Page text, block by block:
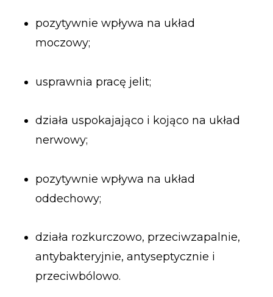
pozytywnie wpływa na układ
moczowy;
usprawnia pracę jelit;
działa uspokajająco i kojąco na układ
nerwowy;
pozytywnie wpływa na układ
oddechowy;
działa rozkurczowo, przeciwzapalnie,
antybakteryjnie, antyseptycznie i
przeciwbólowo.